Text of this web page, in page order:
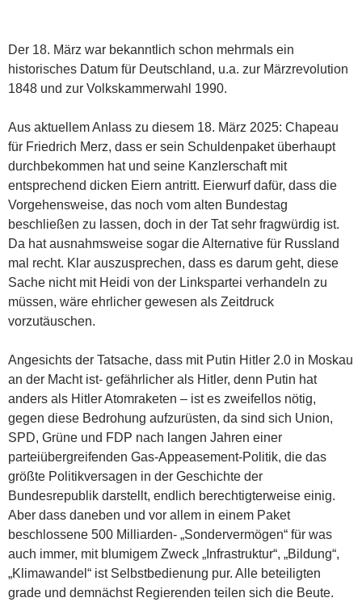
Der 18. März war bekanntlich schon mehrmals ein
historisches Datum für Deutschland, u.a. zur Märzrevolution
1848 und zur Volkskammerwahl 1990.
Aus aktuellem Anlass zu diesem 18. März 2025: Chapeau
für Friedrich Merz, dass er sein Schuldenpaket überhaupt
durchbekommen hat und seine Kanzlerschaft mit
entsprechend dicken Eiern antritt. Eierwurf dafür, dass die
Vorgehensweise, das noch vom alten Bundestag
beschließen zu lassen, doch in der Tat sehr fragwürdig ist.
Da hat ausnahmsweise sogar die Alternative für Russland
mal recht. Klar auszusprechen, dass es darum geht, diese
Sache nicht mit Heidi von der Linkspartei verhandeln zu
müssen, wäre ehrlicher gewesen als Zeitdruck
vorzutäuschen.
Angesichts der Tatsache, dass mit Putin Hitler 2.0 in Moskau
an der Macht ist- gefährlicher als Hitler, denn Putin hat
anders als Hitler Atomraketen – ist es zweifellos nötig,
gegen diese Bedrohung aufzurüsten, da sind sich Union,
SPD, Grüne und FDP nach langen Jahren einer
parteiübergreifenden Gas-Appeasement-Politik, die das
größte Politikversagen in der Geschichte der
Bundesrepublik darstellt, endlich berechtigterweise einig.
Aber dass daneben und vor allem in einem Paket
beschlossene 500 Milliarden- „Sondervermögen“ für was
auch immer, mit blumigem Zweck „Infrastruktur“, „Bildung“,
„Klimawandel“ ist Selbstbedienung pur. Alle beteiligten
grade und demnächst Regierenden teilen sich die Beute.